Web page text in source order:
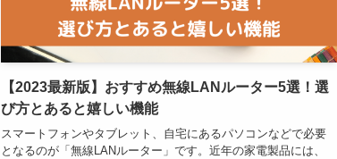
【2023最新版】おすすめ無線LANルーター5選！選
び方とあると嬉しい機能
スマートフォンやタブレット、自宅にあるパソコンなどで必要
となるのが「無線LANルーター」です。近年の家電製品には、